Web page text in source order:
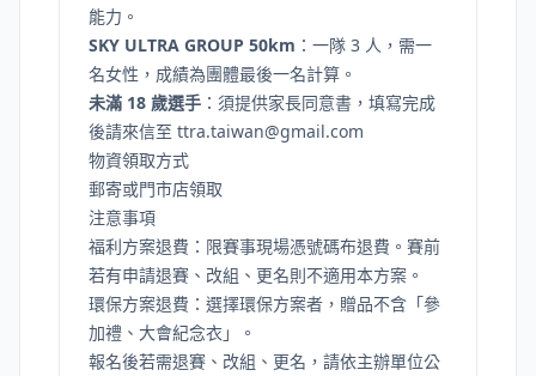
能力。
SKY ULTRA GROUP 50km ：一隊 3 人，需一
名女性，成績為團體最後一名計算。
未滿 18 歲選手 ：須提供家長同意書 ，填寫完成
後請來信至 ttra.taiwan@gmail.com
物資領取方式
郵寄或門市店領取
注意事項
福利方案退費：限賽事現場憑號碼布退費。賽前
若有申請退賽、改組、更名則不適用本方案。
環保方案退費：選擇環保方案者，贈品不含「參
加禮、大會紀念衣」。
報名後若需退賽、改組、更名，請依主辦單位公